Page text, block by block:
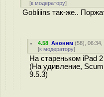
[к модератору]
Gobliiins так-же..
4.58 ,Аноним (58), 06:34,
[к модератору]
На стареньком iPad
(На удивление,
9.5.3)